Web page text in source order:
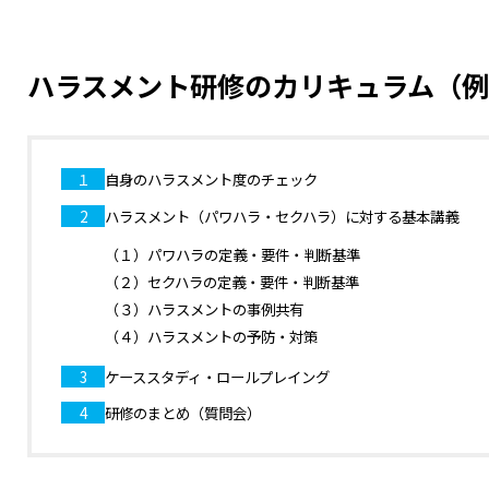
ハラスメント研修のカリキュラム（
１
自身のハラスメント度のチェック
2
ハラスメント（パワハラ・セクハラ）に対する基本講義
（１）パワハラの定義・要件・判断基準
（２）セクハラの定義・要件・判断基準
（３）ハラスメントの事例共有
（４）ハラスメントの予防・対策
3
ケーススタディ・ロールプレイング
4
研修のまとめ（質問会）